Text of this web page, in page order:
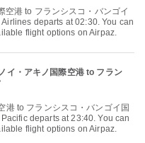
departs at 02:30. You can
flight options on Airpaz.
・アキノ国際空港 to フラン
departs at 23:40. You can
flight options on Airpaz.